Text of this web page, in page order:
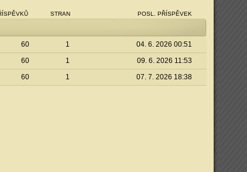
STRAN POSL. PŘÍSPĚVEK
60 1
04. 6. 2026 00:51
60 1
09. 6. 2026 11:53
60 1 07. 7. 2026 18:38